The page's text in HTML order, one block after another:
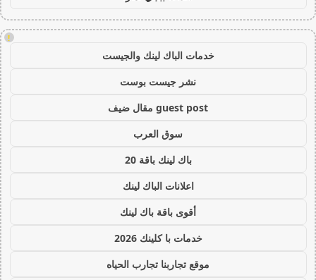
!
خدمات الباك لينك والجيست
نشر جيست بوست
guest post مقال ضيف
سوق العرب
باك لينك باقة 20
اعلانات الباك لينك
أقوى باقة باك لينك
خدمات با كلينك 2026
موقع تجاربنا تجارب الحياه